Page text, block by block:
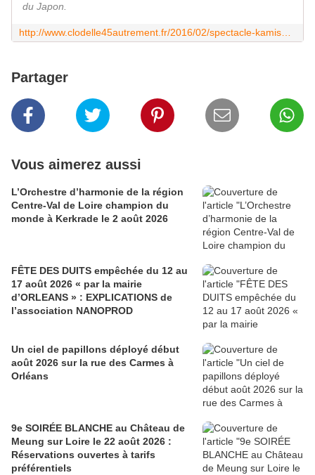
du Japon.
Partager
Vous aimerez aussi
L’Orchestre d’harmonie de la région
Centre-Val de Loire champion du
monde à Kerkrade le 2 août 2026
FÊTE DES DUITS empêchée du 12 au
17 août 2026 « par la mairie
d’ORLEANS » : EXPLICATIONS de
l’association NANOPROD
Un ciel de papillons déployé début
août 2026 sur la rue des Carmes à
Orléans
9e SOIRÉE BLANCHE au Château de
Meung sur Loire le 22 août 2026 :
Réservations ouvertes à tarifs
préférentiels